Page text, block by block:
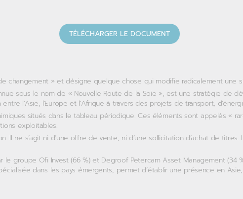
TÉLÉCHARGER LE DOCUMENT
changement » et désigne quelque chose qui modifie radicalement une
sous le nom de « Nouvelle Route de la Soie », est une stratégie de
l'Asie, l'Europe et l'Afrique à travers des projets de transport,
situés dans le tableau périodique. Ces éléments sont appelés «
exploitables.
Il ne s’agit ni d’une offre de vente, ni d’une sollicitation d’achat de
groupe Ofi Invest (66 %) et Degroof Petercam Asset Management (34
dans les pays émergents, permet d’établir une présence en